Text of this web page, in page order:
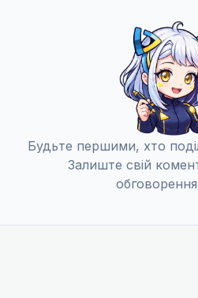
Будьте першими, хто
Залиште свій